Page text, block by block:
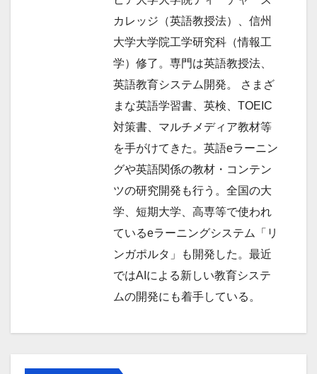
カレッジ（英語教授法）、信州
大学大学院工学研究科（情報工
学）修了。専門は英語教授法、
英語教育システム開発。 さまざ
まな英語学習書、英検、TOEIC
対策書、マルチメディア教材等
を手がけてきた。英語eラーニン
グや英語関係の教材・コンテン
ツの研究開発も行う。全国の大
学、短期大学、高専等で使われ
ているeラーニングシステム「リ
ンガポルタ」も開発した。最近
ではAIによる新しい教育システ
ムの開発にも着手している。